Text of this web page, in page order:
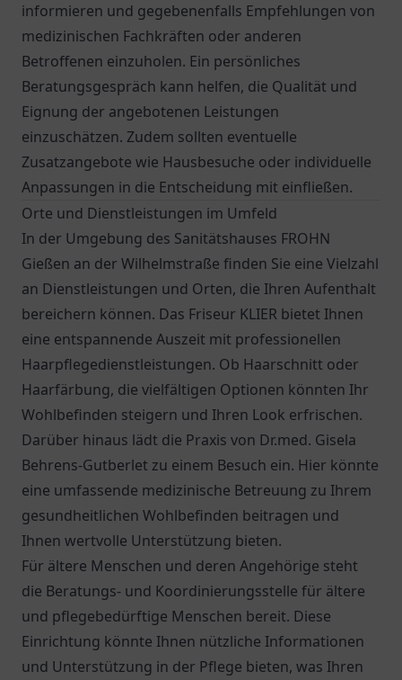
informieren und gegebenenfalls Empfehlungen von
medizinischen Fachkräften oder anderen
Betroffenen einzuholen. Ein persönliches
Beratungsgespräch kann helfen, die Qualität und
Eignung der angebotenen Leistungen
einzuschätzen. Zudem sollten eventuelle
Zusatzangebote wie Hausbesuche oder individuelle
Anpassungen in die Entscheidung mit einfließen.
Orte und Dienstleistungen im Umfeld
In der Umgebung des Sanitätshauses FROHN
Gießen an der Wilhelmstraße finden Sie eine Vielzahl
an Dienstleistungen und Orten, die Ihren Aufenthalt
bereichern können. Das Friseur KLIER bietet Ihnen
eine entspannende Auszeit mit professionellen
Haarpflegedienstleistungen. Ob Haarschnitt oder
Haarfärbung, die vielfältigen Optionen könnten Ihr
Wohlbefinden steigern und Ihren Look erfrischen.
Darüber hinaus lädt die Praxis von Dr.med. Gisela
Behrens-Gutberlet zu einem Besuch ein. Hier könnte
eine umfassende medizinische Betreuung zu Ihrem
gesundheitlichen Wohlbefinden beitragen und
Ihnen wertvolle Unterstützung bieten.
Für ältere Menschen und deren Angehörige steht
die Beratungs- und Koordinierungsstelle für ältere
und pflegebedürftige Menschen bereit. Diese
Einrichtung könnte Ihnen nützliche Informationen
und Unterstützung in der Pflege bieten, was Ihren